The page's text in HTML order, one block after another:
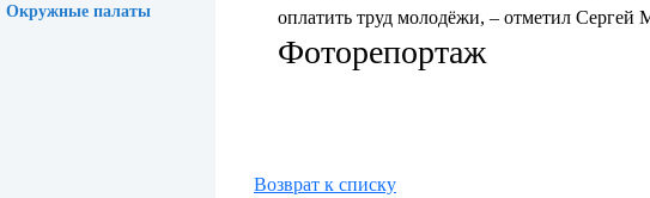
Окружные палаты
оплатить труд молодёжи, – отметил Сергей
Фоторепортаж
Возврат к списку